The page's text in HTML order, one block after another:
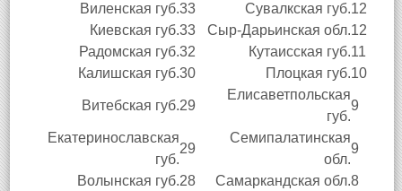
Виленская губ.33 Сувалкская губ.12
Киевская губ.33 Сыр-Дарьинская обл.12
Радомская губ.32 Кутаисская губ.11
Калишская губ.30 Плоцкая губ.10
Витебская губ.29
Елисаветпольская
губ.
9
Екатеринославская
губ.
29
Семипалатинская
обл.
9
Волынская губ.28 Самаркандская обл.8